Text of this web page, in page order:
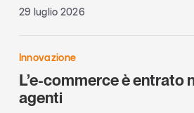
29 luglio 2026
Innovazione
L’e-commerce è entrato
agenti